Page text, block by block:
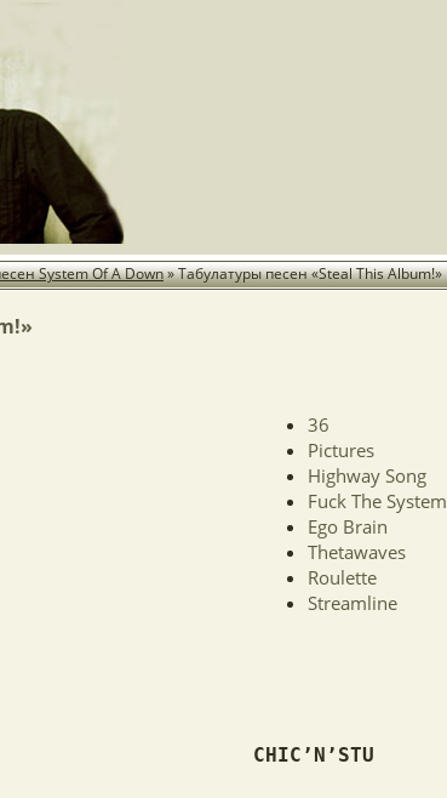
System Of A Down»Табулатуры песен «Steal This Album!»
36
Pictures
Highway Song
Fuck The System
Ego Brain
Thetawaves
Roulette
Streamline
CHIC’N’STU